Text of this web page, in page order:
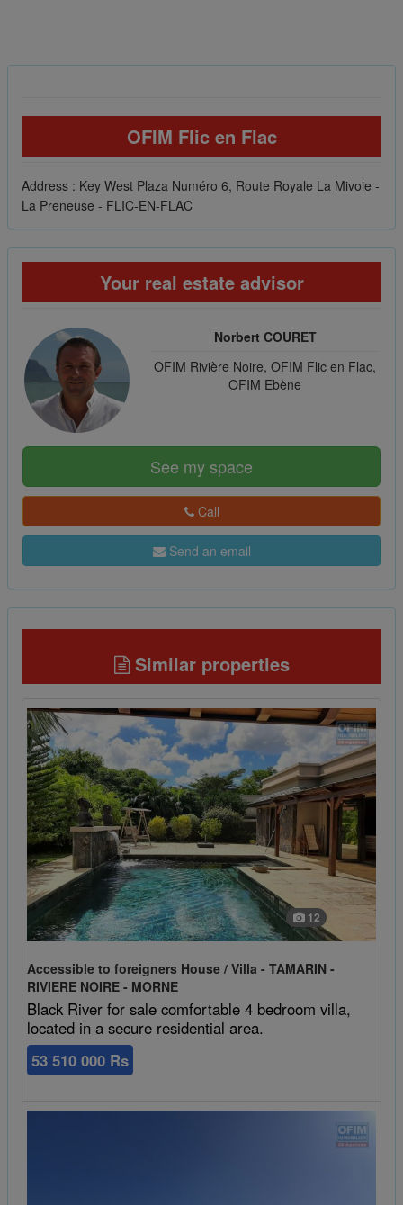
OFIM Flic en Flac
Address : Key West Plaza Numéro 6, Route Royale La Mivoie -
La Preneuse - FLIC-EN-FLAC
Your real estate advisor
Norbert COURET
OFIM Rivière Noire, OFIM Flic en Flac,
OFIM Ebène
See my space
Call
Send an email
Similar properties
12
Accessible to foreigners House / Villa - TAMARIN -
RIVIERE NOIRE - MORNE
Black River for sale comfortable 4 bedroom villa,
located in a secure residential area.
53 510 000 Rs